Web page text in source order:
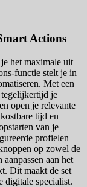
Actions
het maximale uit
functie stelt je in
Met een
tegelijkertijd je
open je relevante
tijd en
van je
profielen
op zowel de
aan het
Dit maakt de set
digitale specialist.